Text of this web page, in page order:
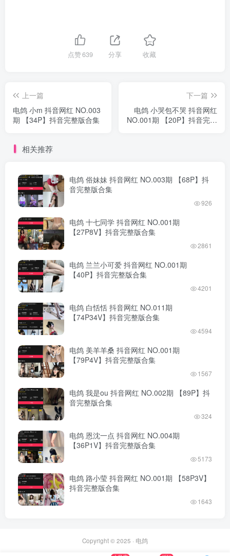
点赞639 分享 收藏
上一篇
电鸽 小m 抖音网红 NO.003
期 【34P】抖音完整版合集
下一篇
电鸽 小哭包不哭 抖音网红
NO.001期 【20P】抖音完整
相关推荐
电鸽 俗妹妹 抖音网红 NO.003期 【68P】抖
音完整版合集
926
电鸽 十七同学 抖音网红 NO.001期
【27P8V】抖音完整版合集
2861
电鸽 兰兰小可爱 抖音网红 NO.001期
【40P】抖音完整版合集
4201
电鸽 白恬恬 抖音网红 NO.011期
【74P34V】抖音完整版合集
4594
电鸽 美羊羊桑 抖音网红 NO.001期
【79P4V】抖音完整版合集
1567
电鸽 我是ou 抖音网红 NO.002期 【89P】抖
音完整版合集
324
电鸽 恩沈一点 抖音网红 NO.004期
【36P1V】抖音完整版合集
5173
电鸽 路小莹 抖音网红 NO.001期 【58P3V】
抖音完整版合集
1643
Copyright © 2025 · 电鸽